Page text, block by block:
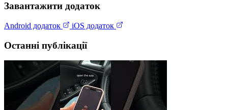
Завантажити додаток
Android додаток iOS додаток
Останні публікації